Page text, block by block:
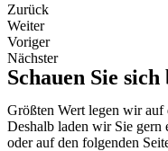
Zurück
Weiter
Voriger
Nächster
Schauen Sie
Größten Wert legen wir auf
Deshalb laden wir Sie gern
oder auf den folgenden